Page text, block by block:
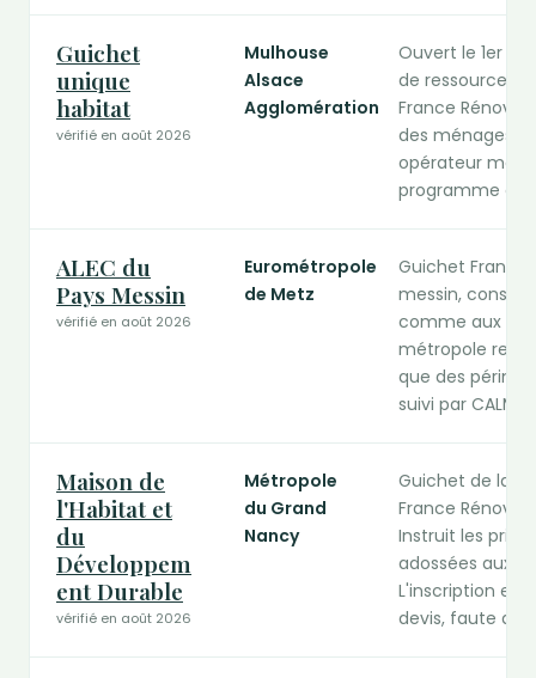
Guichet
unique
habitat
vérifié en août 2026
Mulhouse
Alsace
Agglomération
Ouvert le 1er
de ressources,
France Rénov'
des ménages
opérateur
programme
ALEC du
Pays Messin
vérifié en août 2026
Eurométropole
de Metz
Guichet France
messin, conseil
comme aux
métropole
que des
suivi par CALM-
Maison de
l'Habitat et
du
Développem
ent Durable
vérifié en août 2026
Métropole
du Grand
Nancy
Guichet de la
France Rénov'
Instruit les
adossées aux
L'inscription en
devis, faute de